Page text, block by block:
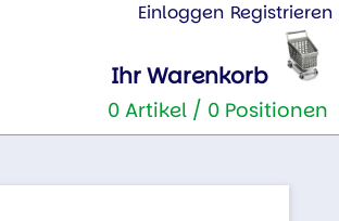
Einloggen Registrieren
Ihr Warenkorb
0 Artikel / 0 Positionen